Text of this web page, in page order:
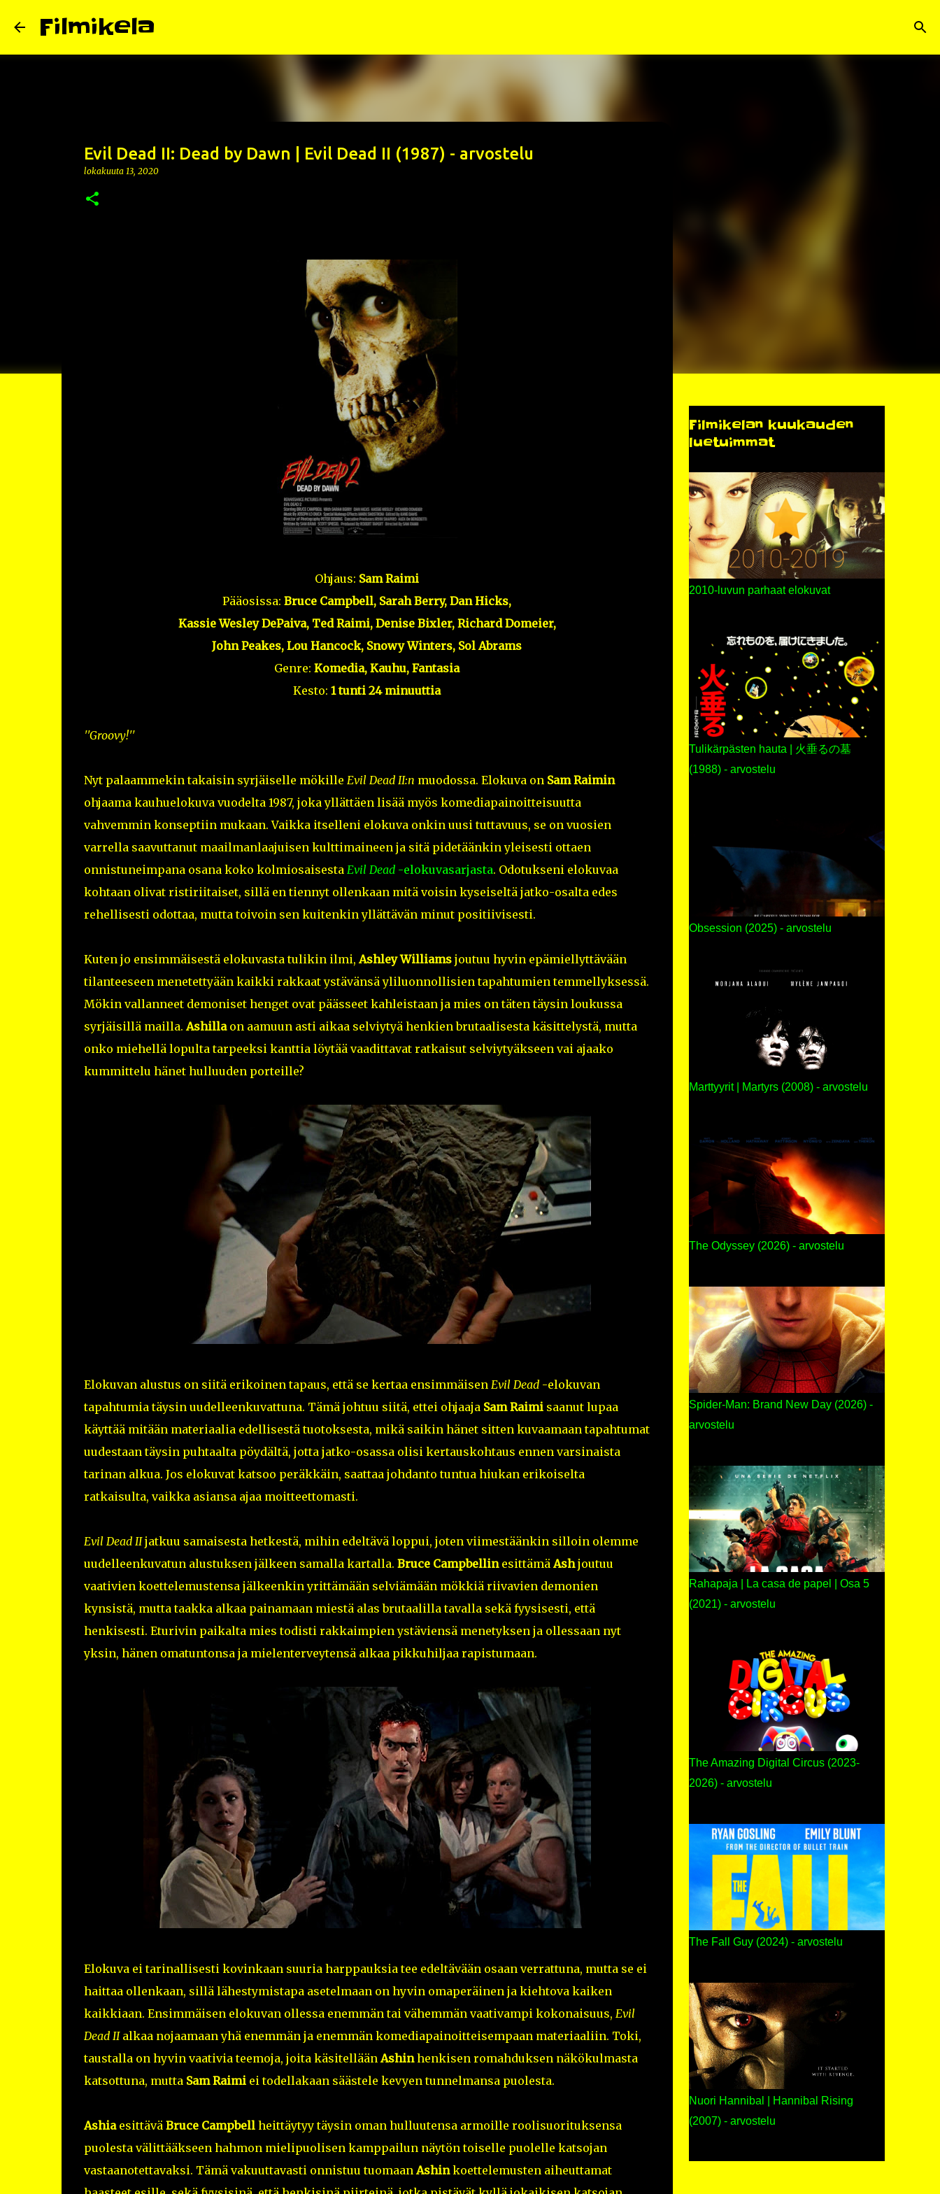
Filmikela
Evil Dead II: Dead by Dawn | Evil Dead II (1987) - arvostelu
lokakuuta 13, 2020
Ohjaus: Sam Raimi
Pääosissa: Bruce Campbell, Sarah Berry, Dan Hicks,
Kassie Wesley DePaiva, Ted Raimi, Denise Bixler, Richard Domeier,
John Peakes, Lou Hancock, Snowy Winters, Sol Abrams
Genre: Komedia, Kauhu, Fantasia
Kesto: 1 tunti 24 minuuttia
''Groovy!''
Nyt palaammekin takaisin syrjäiselle mökille Evil Dead II:n muodossa. Elokuva on Sam Raimin
ohjaama kauhuelokuva vuodelta 1987, joka yllättäen lisää myös komediapainoitteisuutta
vahvemmin konseptiin mukaan. Vaikka itselleni elokuva onkin uusi tuttavuus, se on vuosien
varrella saavuttanut maailmanlaajuisen kulttimaineen ja sitä pidetäänkin yleisesti ottaen
onnistuneimpana osana koko kolmiosaisesta Evil Dead-elokuvasarjasta. Odotukseni elokuvaa
kohtaan olivat ristiriitaiset, sillä en tiennyt ollenkaan mitä voisin kyseiseltä jatko-osalta edes
rehellisesti odottaa, mutta toivoin sen kuitenkin yllättävän minut positiivisesti.
Kuten jo ensimmäisestä elokuvasta tulikin ilmi,Ashley Williamsjoutuu hyvin epämiellyttävään
tilanteeseen menetettyään kaikki rakkaat ystävänsä yliluonnollisien tapahtumien temmellyksessä.
Mökin vallanneet demoniset henget ovat päässeet kahleistaan ja mies on täten täysin loukussa
syrjäisillä mailla.Ashillaon aamuun asti aikaa selviytyä henkien brutaalisesta käsittelystä, mutta
onko miehellä lopulta tarpeeksi kanttia löytää vaadittavat ratkaisut selviytyäkseen vai ajaako
kummittelu hänet hulluuden porteille?
Elokuvan alustus on siitä erikoinen tapaus, että se kertaa ensimmäisen Evil Dead-elokuvan
tapahtumia täysin uudelleenkuvattuna. Tämä johtuu siitä, ettei ohjaaja Sam Raimisaanut lupaa
käyttää mitään materiaalia edellisestä tuotoksesta, mikä saikin hänet sitten kuvaamaan tapahtumat
uudestaan täysin puhtaalta pöydältä, jotta jatko-osassa olisi kertauskohtaus ennen varsinaista
tarinan alkua. Jos elokuvat katsoo peräkkäin, saattaa johdanto tuntua hiukan erikoiselta
ratkaisulta, vaikka asiansa ajaa moitteettomasti.
Evil Dead IIjatkuu samaisesta hetkestä, mihin edeltävä loppui, joten viimestäänkin silloin olemme
uudelleenkuvatun alustuksen jälkeen samalla kartalla. Bruce CampbellinesittämäAshjoutuu
vaativien koettelemustensa jälkeenkin yrittämään selviämään mökkiä riivavien demonien
kynsistä, mutta taakka alkaa painamaan miestä alas brutaalilla tavalla sekä fyysisesti, että
henkisesti. Eturivin paikalta mies todisti rakkaimpien ystäviensä menetyksen ja ollessaan nyt
yksin, hänen omatuntonsa ja mielenterveytensä alkaa pikkuhiljaa rapistumaan.
Elokuva ei tarinallisesti kovinkaan suuria harppauksia tee edeltävään osaan verrattuna, mutta se ei
haittaa ollenkaan, sillä lähestymistapa asetelmaan on hyvin omaperäinen ja kiehtova kaiken
kaikkiaan. Ensimmäisen elokuvan ollessa enemmän tai vähemmän vaativampi kokonaisuus, Evil
Dead IIalkaa nojaamaan yhä enemmän ja enemmän komediapainoitteisempaan materiaaliin. Toki,
taustalla on hyvin vaativia teemoja, joita käsitelläänAshinhenkisen romahduksen näkökulmasta
katsottuna, mutta Sam Raimiei todellakaan säästele kevyen tunnelmansa puolesta.
Ashiaesittävä Bruce Campbellheittäytyy täysin oman hulluutensa armoille roolisuorituksensa
puolesta välittääkseen hahmon mielipuolisen kamppailun näytön toiselle puolelle katsojan
vastaanotettavaksi. Tämä vakuuttavasti onnistuu tuomaanAshinkoettelemusten aiheuttamat
Filmikelan kuukauden
luetuimmat
2010-luvun parhaat elokuvat
Tulikärpästen hauta | 火垂るの墓
(1988) - arvostelu
Obsession (2025) - arvostelu
Marttyyrit | Martyrs (2008) - arvostelu
The Odyssey (2026) - arvostelu
Spider-Man: Brand New Day (2026) -
arvostelu
Rahapaja | La casa de papel | Osa 5
(2021) - arvostelu
The Amazing Digital Circus (2023-
2026) - arvostelu
The Fall Guy (2024) - arvostelu
Nuori Hannibal | Hannibal Rising
(2007) - arvostelu